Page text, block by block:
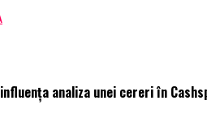
analiza unei cereri în